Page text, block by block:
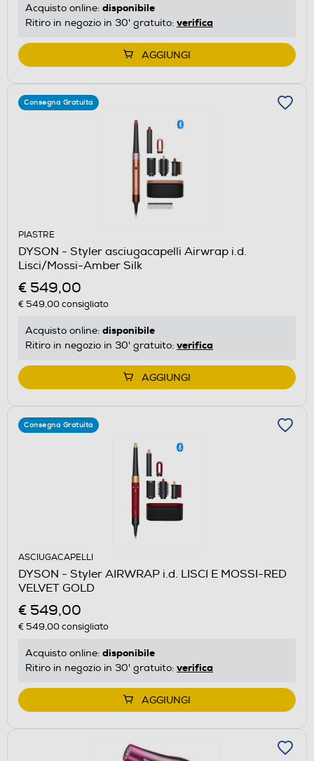
Acquisto online: disponibile
Ritiro in negozio in 30' gratuito: verifica
AGGIUNGI
Consegna Gratuita
PIASTRE
DYSON - Styler asciugacapelli Airwrap i.d.
Lisci/Mossi-Amber Silk
€ 549,00
€ 549,00consigliato
Acquisto online: disponibile
Ritiro in negozio in 30' gratuito: verifica
AGGIUNGI
Consegna Gratuita
ASCIUGACAPELLI
DYSON - Styler AIRWRAP i.d. LISCI E MOSSI-RED
VELVET GOLD
€ 549,00
€ 549,00consigliato
Acquisto online: disponibile
Ritiro in negozio in 30' gratuito: verifica
AGGIUNGI